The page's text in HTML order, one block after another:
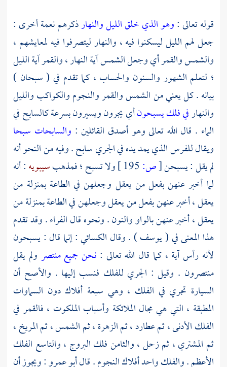
قوله تعالى :وهو الذي خلق الليل والنهارذكرهم نعمة أخرى :
جعل لهم الليل ليسكنوا فيه ، والنهار ليتصرفوا فيه لمعايشهم ،
والشمس والقمر أي وجعل الشمس آية النهار ، والقمر آية الليل
؛ لتعلم الشهور والسنون والحساب ، كما تقدم في ( سبحان )
بيانه . كل يعني من الشمس والقمر والنجوم والكواكب والليل
والنهارفي فلك يسبحونأي يجرون ويسيرون بسرعة كالسابح في
الماء . قال الله تعالى وهو أصدق القائلين : والسابحات سبحا
ويقال للفرس الذي يمد يده في الجري سابح . وفيه من النحو أنه
لم يقل : يسبحن[ص: ولا تسبح ؛ فمذهبسيبويه: أنه
لما أخبر عنهن بفعل من يعقل وجعلهن في الطاعة بمنزلة من
يعقل ، أخبر عنهن بفعل من يعقل وجعلهن في الطاعة بمنزلة من
يعقل ، أخبر عنهن بالواو والنون . ونحوه قالالفراء. وقد تقدم
هذا المعنى في ( يوسف ) . وقال الكسائي: إنما قال : يسبحون
لأنه رأس آية ، كما قال الله تعالى : نحن جميع منتصر ولم يقل
منتصرون . وقيل : الجري للفلك فنسب إليها . والأصح أن
السيارة تجري في الفلك ، وهي سبعة أفلاك دون السماوات
المطبقة ، التي هي مجال الملائكة وأسباب الملكوت ، فالقمر في
الفلك الأدنى ، ثم عطارد ، ثم الزهرة ، ثم الشمس ، ثم المريخ ،
ثم المشتري ، ثم زحل ، والثامن فلك البروج ، والتاسع الفلك
الأعظم . والفلك واحد أفلاك النجوم . قالأبو عمرو: ويجوز أن